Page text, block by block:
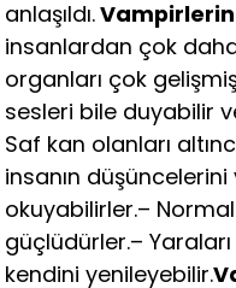
anlaşıldı.
insanlardan çok
organları çok
sesleri bile duyabilir
Saf kan olanları
insanın düşüncelerini
okuyabilirler.–
güçlüdürler.–
kendini yenileyebilir.